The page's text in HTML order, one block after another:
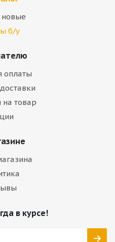
б/у
оплаты
на товар
в курсе!